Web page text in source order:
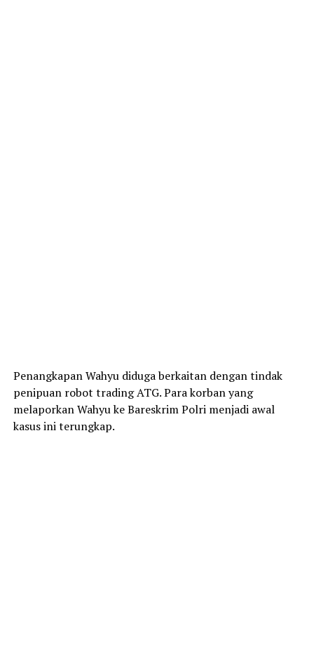
Penangkapan Wahyu diduga berkaitan dengan tindak
penipuan robot trading ATG. Para korban yang
melaporkan Wahyu ke Bareskrim Polri menjadi awal
kasus ini terungkap.